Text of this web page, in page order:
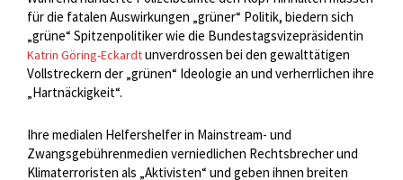
für die fatalen Auswirkungen „grüner“ Politik, biedern sich
„grüne“ Spitzenpolitiker wie die Bundestagsvizepräsidentin
Katrin Göring-Eckardtunverdrossen bei den gewalttätigen
Vollstreckern der „grünen“ Ideologie an und verherrlichen ihre
„Hartnäckigkeit“.
Ihre medialen Helfershelfer in Mainstream- und
Zwangsgebührenmedien verniedlichen Rechtsbrecher und
Klimaterroristen als „Aktivisten“ und geben ihnen breiten